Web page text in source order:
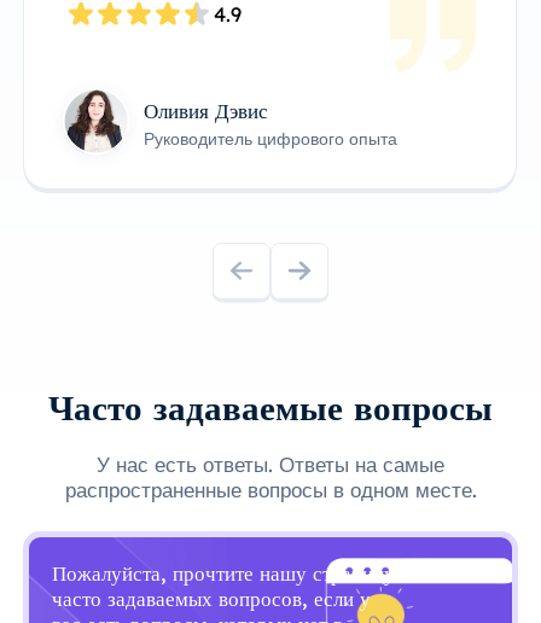
4.8
Джеймс Андерсон
Технический владелец продукта
Часто задаваемые вопросы
У нас есть ответы. Ответы на самые
распространенные вопросы в одном месте.
Пожалуйста, прочтите нашу страницу
часто задаваемых вопросов, если у